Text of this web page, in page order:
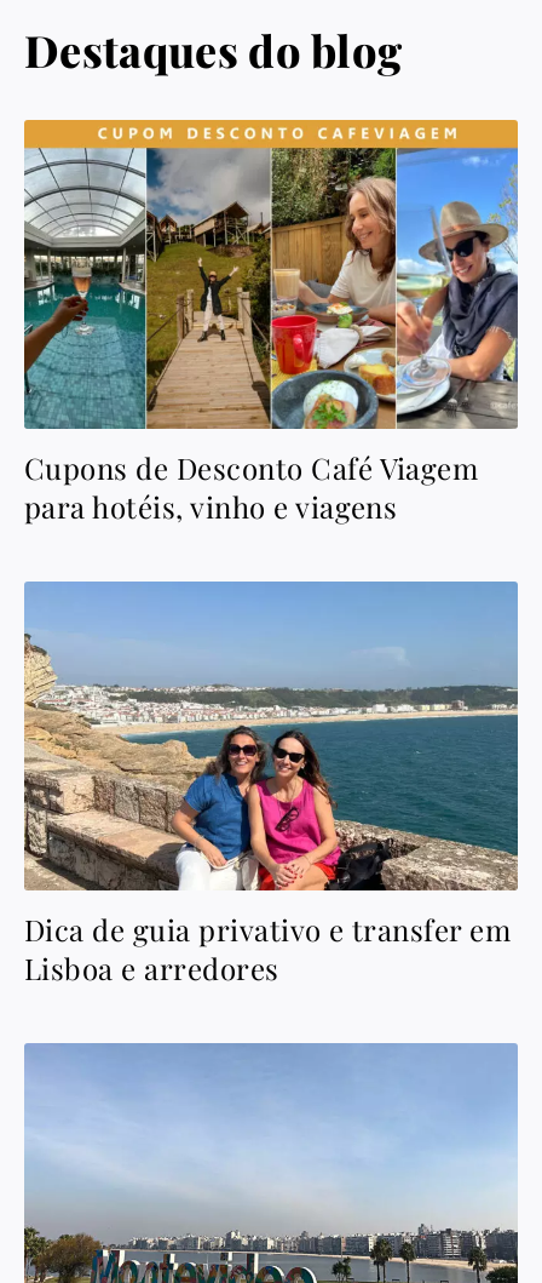
Destaques do blog
Cupons de Desconto Café Viagem
para hotéis, vinho e viagens
Dica de guia privativo e transfer em
Lisboa e arredores